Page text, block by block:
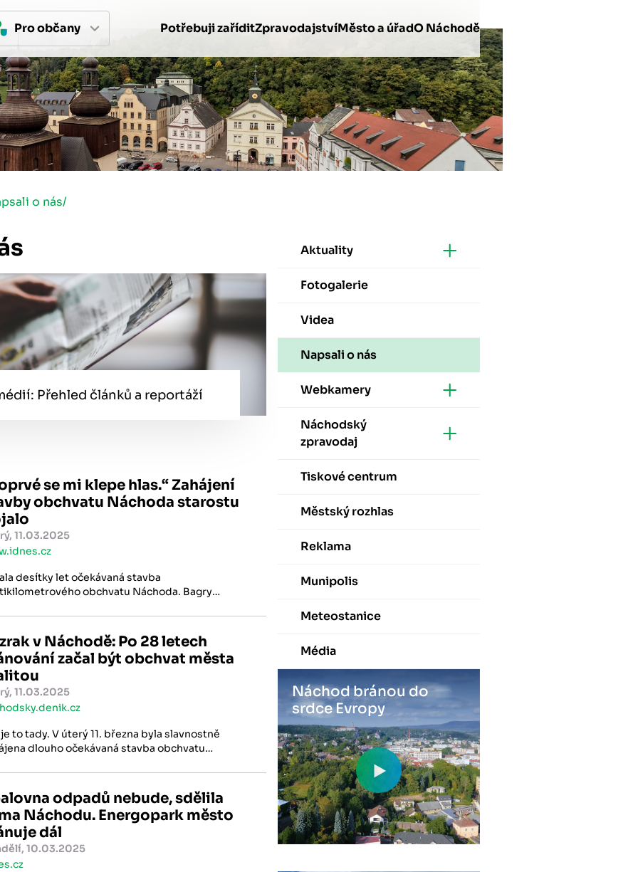
Pro občany Potřebuji zaříditZpravodajstvíMěsto a úřadO Náchodě
o nás/
Přehled článků a reportáží
se mi klepe hlas.“ Zahájení
obchvatu Náchoda starostu
11.03.2025
desítky let očekávaná stavba
obchvatu Náchoda. Bagry
kde vznikne podjezd pod silnicí do města i
přes údolí v lesích.
v Náchodě: Po 28 letech
začal být obchvat města
11.03.2025
je to tady. V úterý 11. března byla slavnostně
dlouho očekávaná stavba obchvatu
trvala téměř 17 let, má zlepšit dopravní
a zvýšit kvalitu života obyvatel města.
odpadů nebude, sdělila
Náchodu. Energopark město
dál
10.03.2025
Aktuality
Fotogalerie
Videa
Napsali o nás
Webkamery
Náchodský
zpravodaj
Tiskové centrum
Městský rozhlas
Reklama
Munipolis
Meteostanice
Média
Náchod bránou do
srdce Evropy